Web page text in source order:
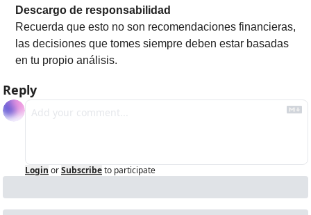
Descargo de responsabilidad
Recuerda que esto no son recomendaciones financieras,
las decisiones que tomes siempre deben estar basadas
en tu propio análisis.
Reply
Login orSubscribeto participate